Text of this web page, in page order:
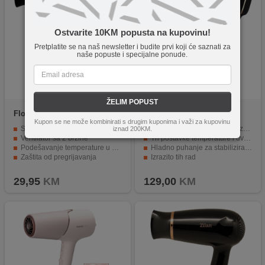
Ostvarite 10KM popusta na kupovinu!
Pretplatite se na naš newsletter i budite prvi koji će saznati za
naše popuste i specijalne ponude.
ŽELIM POPUST
Kupon se ne može kombinirati s drugim kuponima i važi za kupovinu
iznad 200KM.
Floria ZLN8985
Snaga od 2000 W
Ventilator sa 2 brzine
Podešavanje temperature u 3 nivoa
Zaštita od pregrijavanja
29,95KM
Grundig HD 9680
Opcionalna ionska funkcija za sjajnu kosu
Tri postavke temperature i dvije brzine
Hladno puhanje za stabiliziranje kose
Izrazito tih rad
129,00 KM